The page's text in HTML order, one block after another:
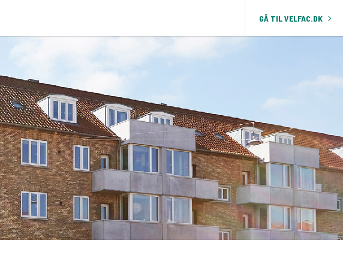
GÅ TIL VELFAC.DK